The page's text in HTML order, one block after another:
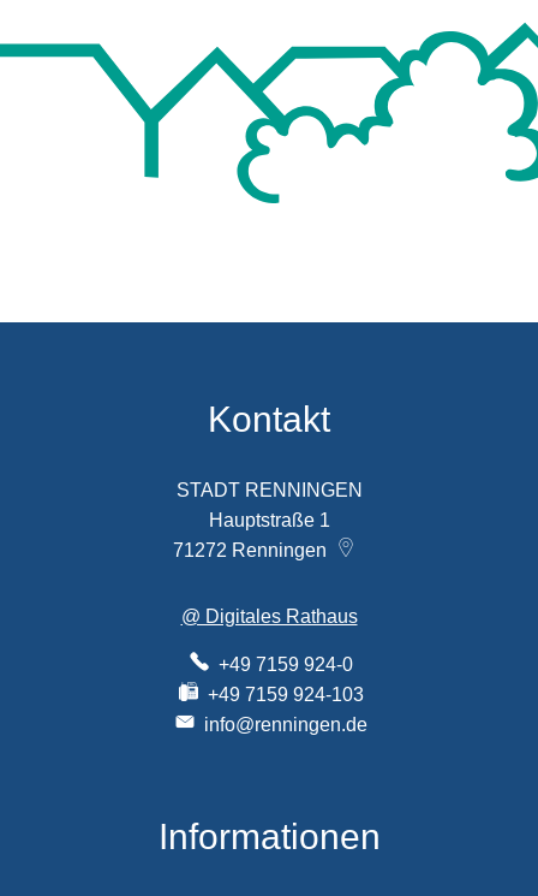
Kontakt
STADT RENNINGEN
Hauptstraße 1
71272 Renningen
@ Digitales Rathaus
+49 7159 924-0
+49 7159 924-103
info@renningen.de
Informationen